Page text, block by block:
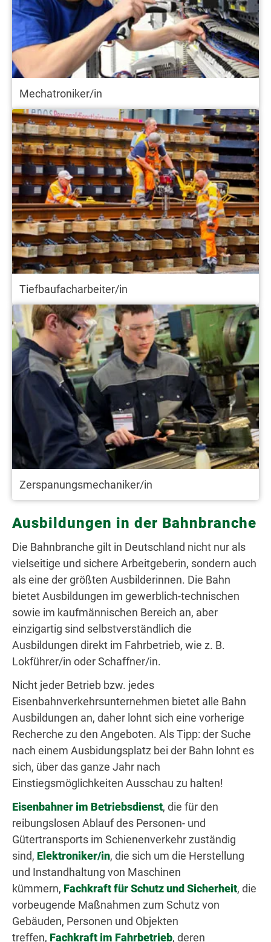
Mechatroniker/in
Tiefbaufacharbeiter/in
Zerspanungsmechaniker/in
Ausbildungen in der Bahnbranche
Die Bahnbranche gilt in Deutschland nicht nur als
vielseitige und sichere Arbeitgeberin, sondern auch
als eine der größten Ausbilderinnen. Die Bahn
bietet Ausbildungen im gewerblich-technischen
sowie im kaufmännischen Bereich an, aber
einzigartig sind selbstverständlich die
Ausbildungen direkt im Fahrbetrieb, wie z. B.
Lokführer/in oder Schaffner/in.
Nicht jeder Betrieb bzw. jedes
Eisenbahnverkehrsunternehmen bietet alle Bahn
Ausbildungen an, daher lohnt sich eine vorherige
Recherche zu den Angeboten. Als Tipp: der Suche
nach einem Ausbidungsplatz bei der Bahn lohnt es
sich, über das ganze Jahr nach
Einstiegsmöglichkeiten Ausschau zu halten!
Eisenbahner im Betriebsdienst, die für den
reibungslosen Ablauf des Personen- und
Gütertransports im Schienenverkehr zuständig
sind, Elektroniker/in, die sich um die Herstellung
und Instandhaltung von Maschinen
kümmern, Fachkraft für Schutz und Sicherheit, die
vorbeugende Maßnahmen zum Schutz von
Gebäuden, Personen und Objekten
treffen, Fachkraft im Fahrbetrieb, deren